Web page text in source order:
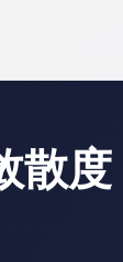
散度